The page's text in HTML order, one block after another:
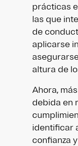
prácticas
las que
de
aplicarse
altura de
Ahora,
debida en
identificar
confianza